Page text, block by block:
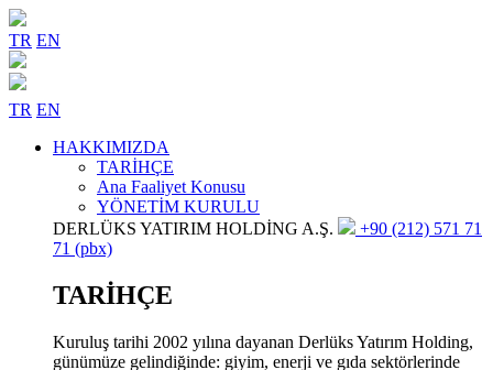
TR EN
TR EN
HAKKIMIZDA
TARİHÇE
Ana Faaliyet Konusu
YÖNETİM KURULU
DERLÜKS YATIRIM HOLDİNG A.Ş.
+90 (212) 571 71
71 (pbx)
TARİHÇE
Kuruluş tarihi 2002 yılına dayanan Derlüks Yatırım Holding,
günümüze gelindiğinde: giyim, enerji ve gıda sektörlerinde